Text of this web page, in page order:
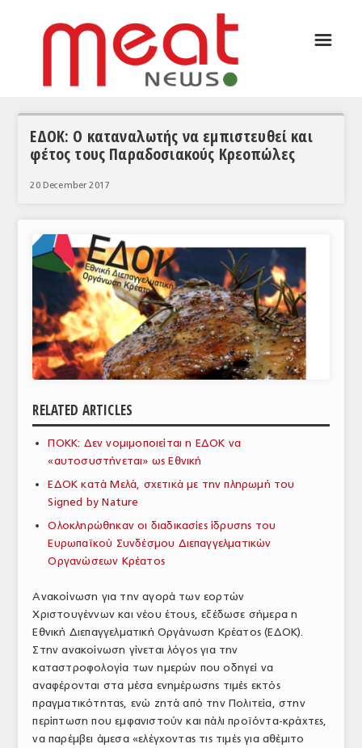
ΣΥΝΕΝΤΕΥΞΕΙΣ
ΘΕΜΑΤΑ
ΚΟΣΜΟΣ
ΕΥΡΩΠΑΪΚΕΣ ΑΠΟΦΑΣΕΙΣ
ΘΕΜΑΤΑ
ΕΜΠΟΡΙΚΟΣ ΚΑΤΑΛΟΓΟΣ
ΠΑΡΑΓΩΓΗ & ΕΜΠΟΡΙΑ
ΣΦΑΓΕΙΑ
ΕΞΟΠΛΙΣΜΟΣ
ΕΜΠΟΡΙΚΟΙ ΑΝΤΙΠΡΟΣΩΠΟΙ
ΕΛΛΗΝΙΚΗ ΝΟΜΟΘΕΣΙΑ
ΕΥΡΩΠΑΪΚΗ ΝΟΜΟΘΕΣΙΑ
ΤΟ ΠΕΡΙΟΔΙΚΟ
☰
ΕΔΟΚ: Ο καταναλωτής να εμπιστευθεί και
φέτος τους Παραδοσιακούς Κρεοπώλες
20 December 2017
RELATED ARTICLES
ΠΟΚΚ: Δεν νομιμοποιείται η ΕΔΟΚ να
«αυτοσυστήνεται» ως Εθνική
ΕΔΟΚ κατά Μελά, σχετικά με την πληρωμή του
Signed by Nature
Ολοκληρώθηκαν οι διαδικασίες ίδρυσης του
Ευρωπαϊκού Συνδέσμου Διεπαγγελματικών
Οργανώσεων Κρέατος
Ανακοίνωση για την αγορά των εορτών
Χριστουγέννων και νέου έτους, εξέδωσε σήμερα η
Εθνική Διεπαγγελματική Οργάνωση Κρέατος (ΕΔΟΚ).
Στην ανακοίνωση γίνεται λόγος για την
καταστροφολογία των ημερών που οδηγεί να
αναφέρονται στα μέσα ενημέρωσης τιμές εκτός
πραγματικότητας, ενώ ζητά από την Πολιτεία, στην
περίπτωση που εμφανιστούν και πάλι προϊόντα-κράχτες,
να παρέμβει άμεσα «ελέγχοντας τις τιμές για αθέμιτο